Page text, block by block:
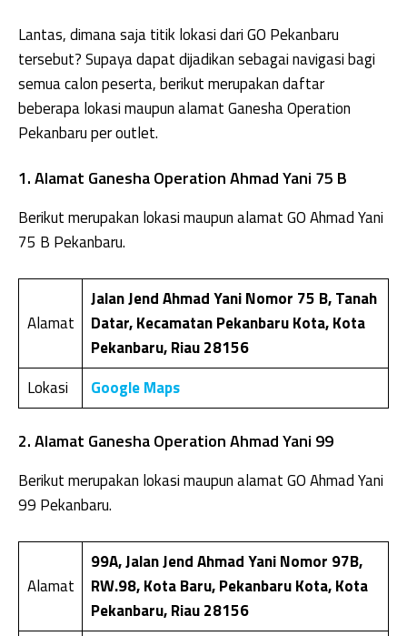
Lantas, dimana saja titik lokasi dari GO Pekanbaru
tersebut? Supaya dapat dijadikan sebagai navigasi bagi
semua calon peserta, berikut merupakan daftar
beberapa lokasi maupun alamat Ganesha Operation
Pekanbaru per outlet.
1. Alamat Ganesha Operation Ahmad Yani 75 B
Berikut merupakan lokasi maupun alamat GO Ahmad Yani
75 B Pekanbaru.
Alamat
Jalan Jend Ahmad Yani Nomor 75 B, Tanah
Datar, Kecamatan Pekanbaru Kota, Kota
Pekanbaru, Riau 28156
Lokasi
Google Maps
2. Alamat Ganesha Operation Ahmad Yani 99
Berikut merupakan lokasi maupun alamat GO Ahmad Yani
99 Pekanbaru.
Alamat
99A, Jalan Jend Ahmad Yani Nomor 97B,
RW.98, Kota Baru, Pekanbaru Kota, Kota
Pekanbaru, Riau 28156